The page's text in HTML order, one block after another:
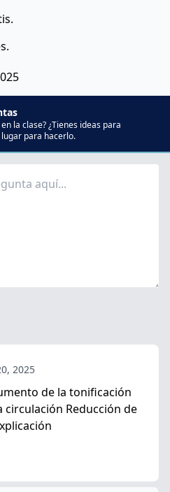
la clase? ¿Tienes ideas para
para hacerlo.
2025
de la tonificación
Reducción de